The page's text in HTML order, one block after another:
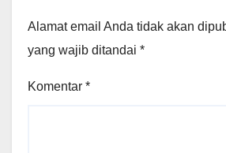
Alamat email Anda tidak akan
yang wajib ditandai *
Komentar *